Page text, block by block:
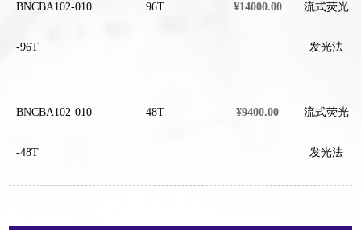
BNCBA102-010
-96T
96T ¥14000.00 流式荧光
发光法
BNCBA102-010
-48T
48T ¥9400.00 流式荧光
发光法